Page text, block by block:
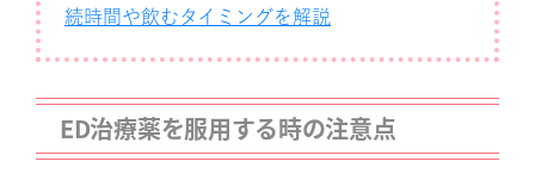
続時間や飲むタイミングを解説
ED治療薬を服用する時の注意点